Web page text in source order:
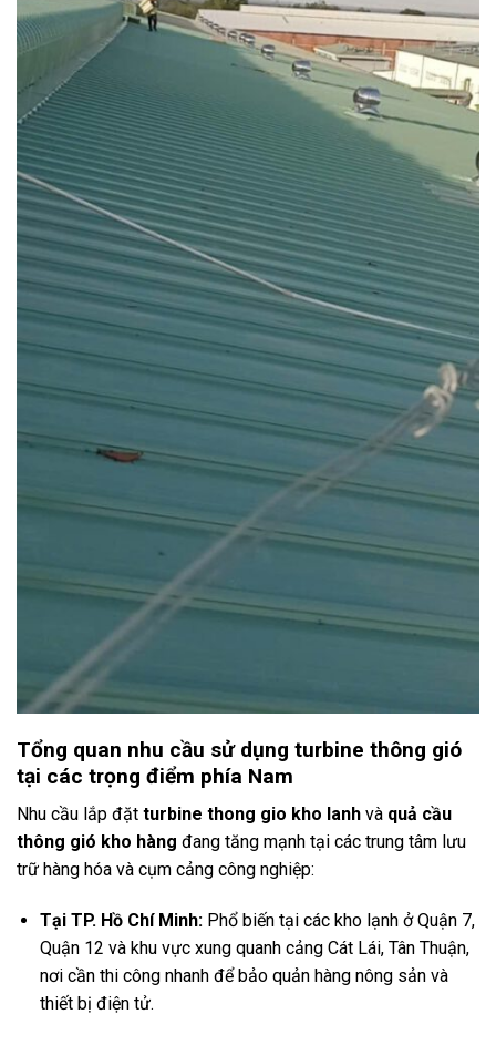
Tổng quan nhu cầu sử dụng turbine thông gió
tại các trọng điểm phía Nam
Nhu cầu lắp đặt turbine thong gio kho lanh và quả cầu
thông gió kho hàng đang tăng mạnh tại các trung tâm lưu
trữ hàng hóa và cụm cảng công nghiệp:
Tại TP. Hồ Chí Minh:Phổ biến tại các kho lạnh ở Quận 7,
Quận 12 và khu vực xung quanh cảng Cát Lái, Tân Thuận,
nơi cần thi công nhanh để bảo quản hàng nông sản và
thiết bị điện tử.